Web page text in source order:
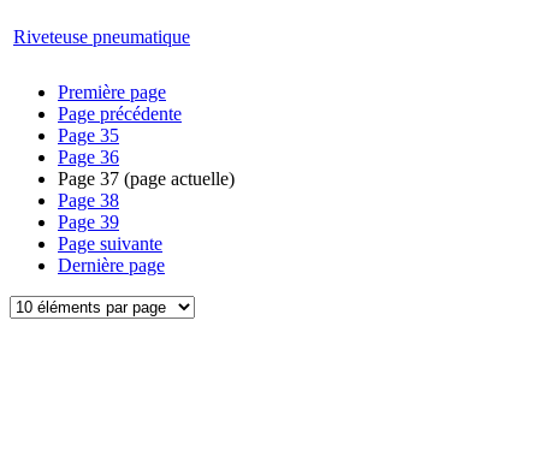
Riveteuse pneumatique
Première page
Page précédente
Page 35
Page 36
Page 37 (page actuelle)
Page 38
Page 39
Page suivante
Dernière page